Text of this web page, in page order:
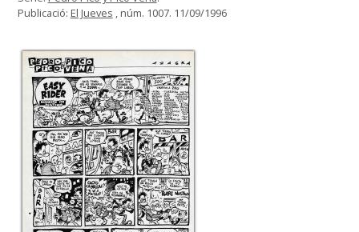
Publicació: El Jueves , núm. 1007. 11/09/1996